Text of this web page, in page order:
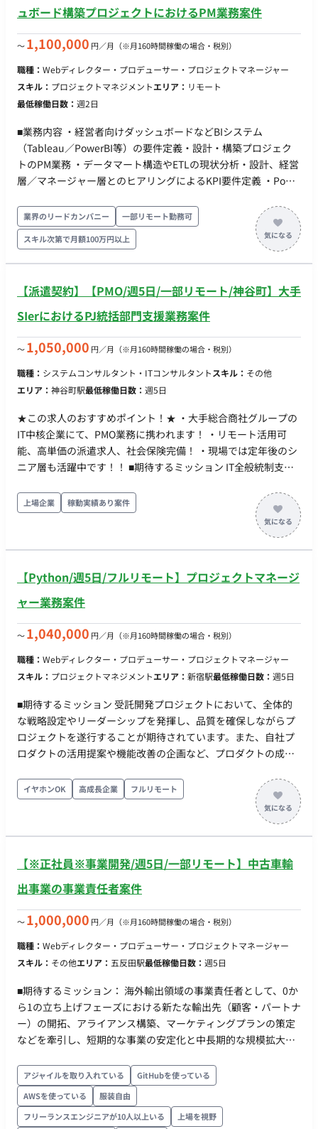
・To-Beアーキテクチャ（ネットワーク/クラウド/運用）の設計
画・実施・評価、および導入計画の策定 ・設計レビューやパラ
設計・定着支援 担当工程：【要件定義・設計・保守運用】 【チ
ーム体制】 ・セキュリティコンサルタント/アーキテクト 【開
始日】5月1日想定 【単価】スキル見合い 【働き方】 ・稼働
（リモート併用可/案件により顧客先訪問あり） ※参画当初はキ
ャッチアップのためにオンサイトでのご対応をいただける方
ュボード構築プロジェクトにおけるPM業務案件
〜1,100,000 円／月 （※月160時間稼働の場合・税別）
職種： Webディレクター・プロデューサー・プロジェクトマネージャー
スキル： プロジェクトマネジメントエリア： リモート
最低稼働日数： 週2日
■業務内容 ・経営者向けダッシュボードなどBIシステム
（Tableau／PowerBI等）の要件定義・設計・構築プロジェク
トのPM業務 ・データマート構造やETLの現状分析・設計、経営
層／マネージャー層とのヒアリングによるKPI要件定義 ・PoC
フィードバック取りまとめ ・データソース（データレイク・デ
ータマート・AWS等）との連携設計や、データ可視化要件の整
理 ・社内外ステークホルダー（経営層・現場・開発ベンダー
等）との合意形成、進行管理 BIツール選定、開発進行、品質管
単価：～110万円※スキル見合い ■稼働：100％※応相談 ■稼働
形態：基本リモート ※関東近郊顧客先へのヒアリングなど オン
業界のリードカンパニー
一部リモート勤務可
スキル次第で月額100万円以上
【派遣契約】【PMO/週5日/一部リモート/神谷町】大手
SIerにおけるPJ統括部門支援業務案件
〜1,050,000 円／月 （※月160時間稼働の場合・税別）
職種： システムコンサルタント・ITコンサルタントスキル： その他
エリア： 神谷町駅最低稼働日数： 週5日
★この求人のおすすめポイント！★ ・大手総合商社グループの
IT中核企業にて、PMO業務に携われます！ ・リモート活用可
能、高単価の派遣求人、社会保険完備！ ・現場では定年後のシ
ニア層も活躍中です！！ ■期待するミッション IT全般統制支援
質管理 関係者との調整およびコミュニケーション ■ 雇用形態 派
遣社員（週20時間以上のため、社会保険加入必須） ■ 給与 時
す。 ■ 勤務地：東京（最寄り駅：神谷町駅すぐ） ※週3～週5出
／休憩1時間） ※残業：ほぼなし ■ 休日・休暇 完全週休2日制
（土日祝） 年次有給休暇（規定に基づき、就業開始から6ヶ月
康保険、厚生年金、雇用保険、労災保険） 交通費全額支給 ■そ
上場企業 稼動実績あり案件
【Python/週5日/フルリモート】プロジェクトマネージ
ャー業務案件
〜1,040,000 円／月 （※月160時間稼働の場合・税別）
職種： Webディレクター・プロデューサー・プロジェクトマネージャー
スキル： プロジェクトマネジメントエリア： 新宿駅最低稼働日数： 週5日
■期待するミッション 受託開発プロジェクトにおいて、全体的
な戦略設定やリーダーシップを発揮し、品質を確保しながらプ
ロジェクトを遂行することが期待されています。また、自社プ
ロダクトの活用提案や機能改善の企画など、プロダクトの成長
スキルや経験に応じて、リードクラスまたはメンバークラスの
プロジェクトマネジメント業務全般を担当します。 ・プロジェ
クト計画の策定、要件収集・分析、タイムライン設定 ・リソー
ス・予算の割り当て、進捗管理、課題管理 ・ステークホルダー
携、受託開発の管理 ・チームメンバーとのコミュニケーション
や調整、資料準備 【担当工程：要件定義・設計・テスト・保守
TypeScript ・FW：Kedro, MLflow, AWS, GCP, Azure, OpenAI,
インフラ：Docker ■働き方 ・稼働量：週5日 ・リモート稼働：
フルリモート ・フレックス稼働：可能（日中帯に連絡が取れる
日中帯に稼働できる方を優先いたします。）
イヤホンOK 高成長企業 フルリモート
【※正社員※事業開発/週5日/一部リモート】中古車輸
出事業の事業責任者案件
〜1,000,000 円／月 （※月160時間稼働の場合・税別）
職種： Webディレクター・プロデューサー・プロジェクトマネージャー
スキル： その他エリア： 五反田駅最低稼働日数： 週5日
■期待するミッション： 海外輸出領域の事業責任者として、0か
ら1の立ち上げフェーズにおける新たな輸出先（顧客・パートナ
ー）の開拓、アライアンス構築、マーケティングプランの策定
などを牽引し、短期的な事業の安定化と中長期的な規模拡大
程： ・新たな輸出先（顧客・パートナー）の開拓およびアライ
アンス構築 ・各国の事情に即した車両調達スキームの確立 ・自
社広告サイトのグロースチームと協業したマーケティングプラ
ンの策定 ・KPI管理、PL管理および経営陣への定量・ロジカル
アジャイルを取り入れている
GitHubを使っている
AWSを使っている
服装自由
フリーランスエンジニアが10人以上いる
上場を視野